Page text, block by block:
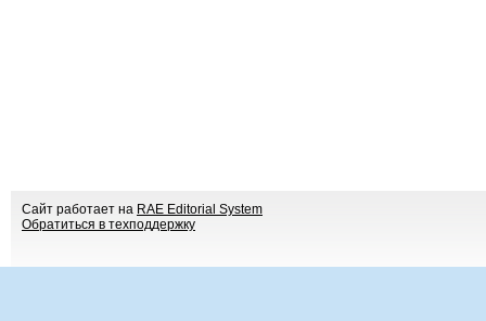
Сайт работает на RAE Editorial System
Обратиться в техподдержку